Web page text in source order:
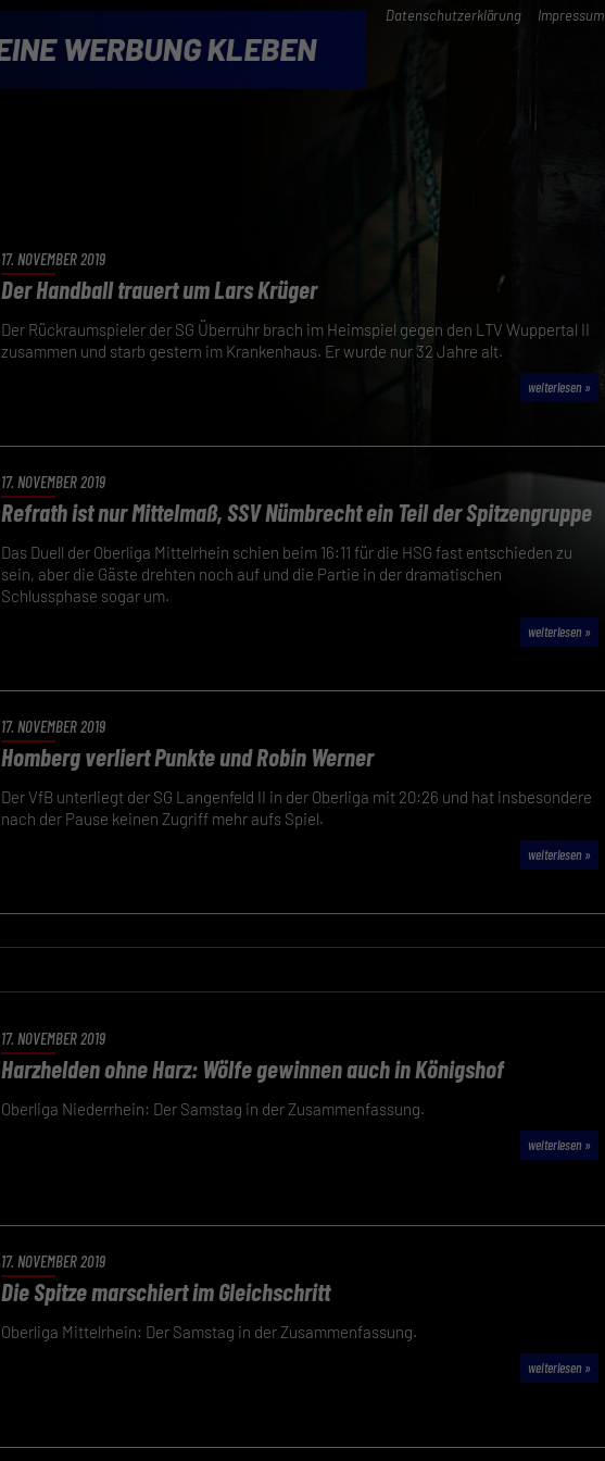
Datenschutzerklärung Impressum
17. NOVEMBER 2019
Der Handball trauert um Lars Krüger
Der Rückraumspieler der SG Überruhr brach im Heimspiel gegen den LTV Wuppertal II
zusammen und starb gestern im Krankenhaus. Er wurde nur 32 Jahre alt.
weiterlesen »
17. NOVEMBER 2019
Refrath ist nur Mittelmaß, SSV Nümbrecht ein Teil der Spitzengruppe
Das Duell der Oberliga Mittelrhein schien beim 16:11 für die HSG fast entschieden zu
sein, aber die Gäste drehten noch auf und die Partie in der dramatischen
Schlussphase sogar um.
weiterlesen »
17. NOVEMBER 2019
Homberg verliert Punkte und Robin Werner
Der VfB unterliegt der SG Langenfeld II in der Oberliga mit 20:26 und hat insbesondere
nach der Pause keinen Zugriff mehr aufs Spiel.
weiterlesen »
17. NOVEMBER 2019
Harzhelden ohne Harz: Wölfe gewinnen auch in Königshof
Oberliga Niederrhein: Der Samstag in der Zusammenfassung.
weiterlesen »
17. NOVEMBER 2019
Die Spitze marschiert im Gleichschritt
Oberliga Mittelrhein: Der Samstag in der Zusammenfassung.
weiterlesen »